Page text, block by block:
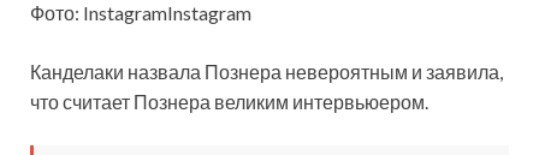
Фото: InstagramInstagram
Канделаки назвала Познера невероятным и заявила,
что считает Познера великим интервьюером.